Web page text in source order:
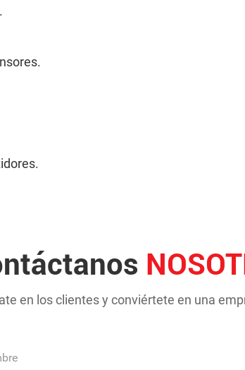
en los clientes y conviértete en una